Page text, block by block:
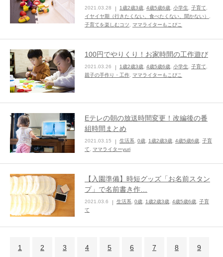
2021.03.28 1歳2歳3歳 4歳5歳6歳 小学生 子育て
イヤイヤ期（行きたくない、食べたくない、聞かない）
子育てを楽しむコツ
ママライターもこぴこ
100円でやりくり！お家時間の工作遊び
2021.03.26 1歳2歳3歳 4歳5歳6歳 小学生 子育て
親子の手作り・工作 ママライターもこぴこ
Eテレの朝の放送時間変更！改編後の番
組時間まとめ
2021.03.15 生活系 0歳 1歳2歳3歳 4歳5歳6歳 子育
て
ママライターyuri
【入園準備】時短グッズ「お名前スタン
プ」で名前書き作…
2021.03.6 生活系 0歳 1歳2歳3歳 4歳5歳6歳 子育
て
1 2 3 4 5 6 7 8 9